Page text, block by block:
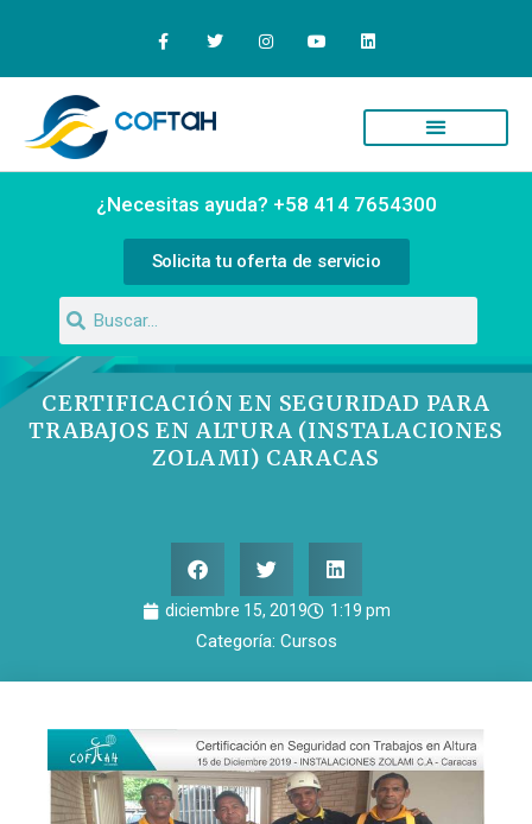
¿Necesitas ayuda? +58 414 7654300
Solicita tu oferta de servicio
CERTIFICACIÓN EN SEGURIDAD PARA
TRABAJOS EN ALTURA (INSTALACIONES
ZOLAMI) CARACAS
diciembre 15, 2019 1:19 pm
Categoría: Cursos